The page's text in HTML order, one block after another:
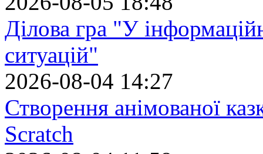
Ділова гра "У
ситуацій"
2026-08-04 14:27
Створення анімованої
Scratch